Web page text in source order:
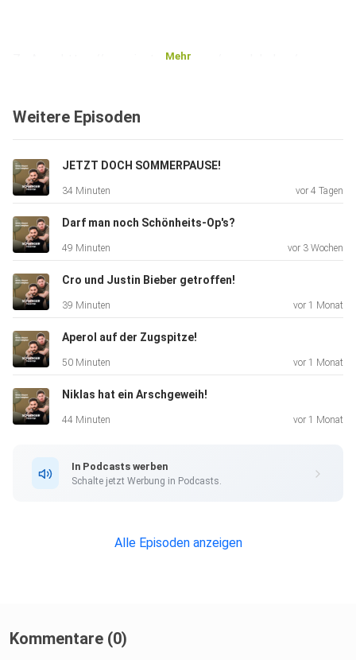
Zu Aron: https://www.instagram.com/arondehghan/
Zu Niklas: https://www.instagram.com/niklas_siepen/
Zu Schwiegertöchter:
https://www.instagram.com/schwiegertoechter.podcast/
https://rausgegangen.de/en/events/niklas-siepen-aron-
dehghan-schwiegertochter-live-0/
Mehr
Weitere Episoden
JETZT DOCH SOMMERPAUSE!
34 Minuten vor 4 Tagen
Darf man noch Schönheits-Op's?
49 Minuten vor 3 Wochen
Cro und Justin Bieber getroffen!
39 Minuten vor 1 Monat
Aperol auf der Zugspitze!
50 Minuten vor 1 Monat
Niklas hat ein Arschgeweih!
44 Minuten vor 1 Monat
In Podcasts werben
Schalte jetzt Werbung in Podcasts.
Alle Episoden anzeigen
Kommentare (0)